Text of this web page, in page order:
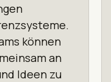
können
an
Ideen zu